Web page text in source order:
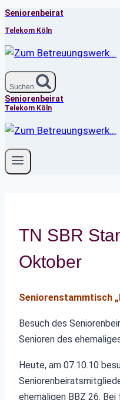
Zum
Inhalt
springen
Seniorenbeirat
Telekom Köln
Suchen
Seniorenbeirat
Telekom Köln
TN SBR
Oktober
Seniorenstammtisch
Besuch des
Senioren des
Heute, am 07.10.10
ehemaligen BBZ 26.